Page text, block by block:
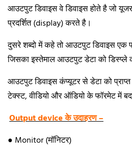
आउटपुट डिवाइस वे डिवाइस होते है जो यूजर
प्रदर्शित (display) करते है।
दुसरे शब्दो में कहे तो आउटपुट डिवाइस एक
जिसका इस्तेमाल आउटपुट डेटा को डिस्प्ले
आउटपुट डिवाइस कंप्यूटर से डेटा को
टेक्स्ट, वीडियो और ऑडियो के फॉरमेट में
Output device के उदाहरण –
● Monitor (मॉनिटर)